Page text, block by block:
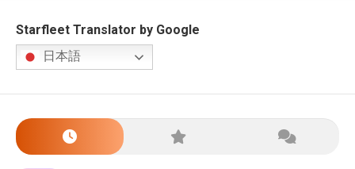
Starfleet Translator by Google
日本語